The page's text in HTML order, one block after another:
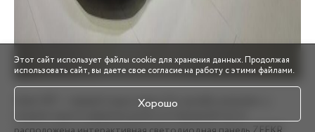
Zeekr 007 — первый седан марки. Его дизайн уникален: у
модели скрыты дверные ручки, а в передней части
Этот сайт использует файлы cookie для хранения данных. Продолжая
использовать сайт, вы даете свое согласие на работу с этими файлами.
Хорошо